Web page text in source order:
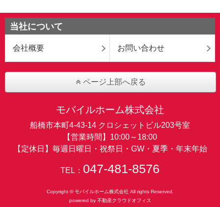
当社について
会社概要 お問い合わせ
ページ上部へ戻る
モバイルホーム株式会社
船橋市本町4-43-14 クロシェットビル203号室
【営業時間】10:00～18:00
【定休日】毎週日曜日・祝祭日・GW・夏季・年末年始
TEL： 047-481-8576
Copyright © モバイルホーム株式会社 All rights Reserved.
powered by 不動産クラウドオフィス